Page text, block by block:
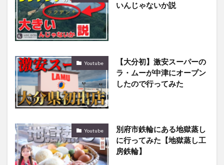
いんじゃないか説
Youtube
【大分初】激安スーパーの
ラ・ムーが中津にオープン
したので行ってみた
Youtube
別府市鉄輪にある地獄蒸し
に行ってみた【地獄蒸し工
房鉄輪】